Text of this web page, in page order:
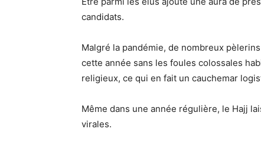
candidats.
Malgré la pandémie, de nombreux
cette année sans les foules colossales
religieux, ce qui en fait un cauchemar
Même dans une année régulière, le Hajj
virales.